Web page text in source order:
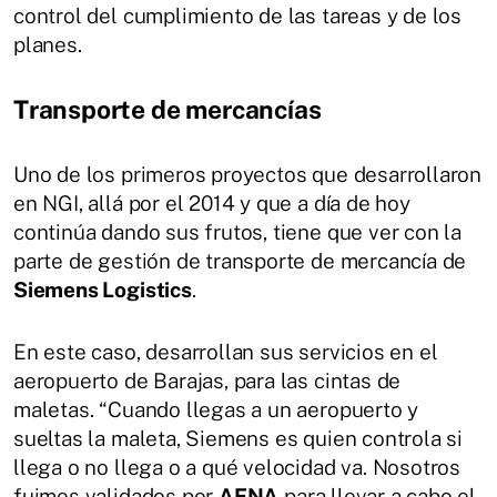
control del cumplimiento de las tareas y de los
planes.
Transporte de mercancías
Uno de los primeros proyectos que desarrollaron
en NGI, allá por el 2014 y que a día de hoy
continúa dando sus frutos, tiene que ver con la
parte de gestión de transporte de mercancía de
Siemens Logistics.
En este caso, desarrollan sus servicios en el
aeropuerto de Barajas, para las cintas de
maletas. “Cuando llegas a un aeropuerto y
sueltas la maleta, Siemens es quien controla si
llega o no llega o a qué velocidad va. Nosotros